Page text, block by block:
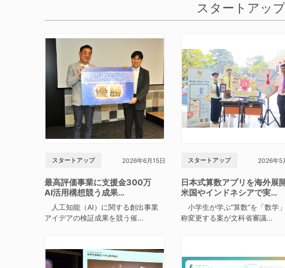
スタートアップ
スタートアップ 2026年6月15日
最高評価事業に支援金300万
AI活用構想競う成果…
人工知能（AI）に関する創出事業
アイデアの検証成果を競う催…
スタートアップ 2026年5
日本式算数アプリを海外展
米国やインドネシアで実…
小学生が学ぶ“算数”を「数学
称変更する案が文科省審議…